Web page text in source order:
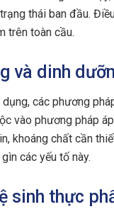
thái ban đầu.
trên toàn cầu.
và dinh
các phương
vào phương pháp
khoáng chất cần
các yếu tố này.
sinh thực